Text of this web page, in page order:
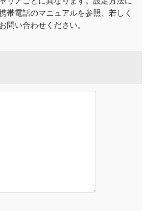
帯電話のマニュアルを参照、若しく
問い合わせください。